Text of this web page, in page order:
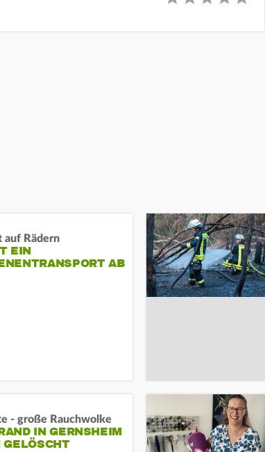
auf Rädern
EIN
AB
- große Rauchwolke
IN GERNSHEIM E